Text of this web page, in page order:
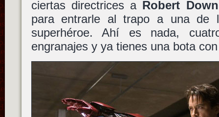
ciertas directrices a Robert
para entrarle al trapo a una de
superhéroe. Ahí es nada,
engranajes y ya tienes una bota